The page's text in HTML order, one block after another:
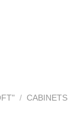
/ CABINETS